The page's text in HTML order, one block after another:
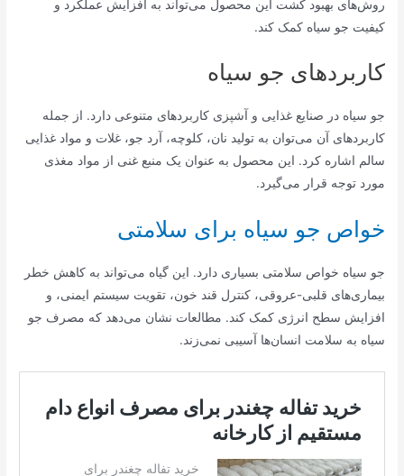
روش‌های بهبود کشت این محصول می‌تواند به افزایش عملکرد و
کیفیت جو سیاه کمک کند.
کاربردهای جو سیاه
جو سیاه در صنایع غذایی و آشپزی کاربردهای متنوعی دارد. از جمله
کاربردهای آن می‌توان به تولید نان، کلوچه، آرد جو، غلات و مواد غذایی
سالم اشاره کرد. این محصول به عنوان یک منبع غنی از مواد مغذی
مورد توجه قرار می‌گیرد.
خواص جو سیاه برای سلامتی
جو سیاه خواص سلامتی بسیاری دارد. این گیاه می‌تواند به کاهش خطر
بیماری‌های قلبی-عروقی، کنترل قند خون، تقویت سیستم ایمنی، و
افزایش سطح انرژی کمک کند. مطالعات نشان می‌دهد که مصرف جو
سیاه به سلامت انسان‌ها آسیبی نمی‌زند.